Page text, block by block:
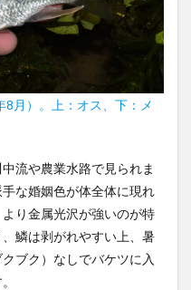
月）。上：オス、下：メ
流や農業水路で見られま
な婚姻色が体全体に現れ
り金属光沢が強いのが特
鱗は剥がれやすい上、暑
ブク）なしでバケツに入